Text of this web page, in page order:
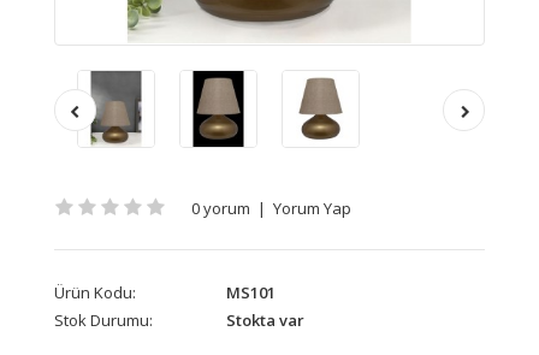
0 yorum | Yorum Yap
Ürün Kodu:
MS101
Stok Durumu:
Stokta var